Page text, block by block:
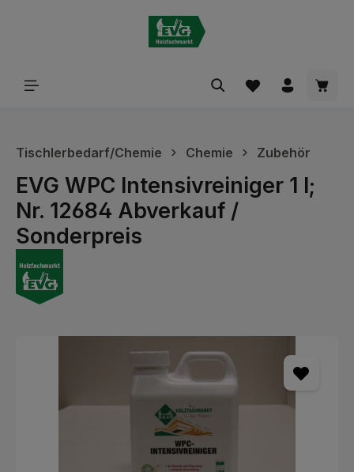
Tischlerbedarf/Chemie Chemie Zubehör
EVG WPC Intensivreiniger 1 l;
Nr. 12684 Abverkauf /
Sonderpreis